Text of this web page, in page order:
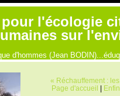
l'écologie
sur
d'hommes (Jean
« Réchauffement :
Page d'accueil |